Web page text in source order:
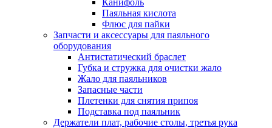
Канифоль
Паяльная кислота
Флюс для пайки
Запчасти и аксессуары для паяльного
оборудования
Антистатический браслет
Губка и стружка для очистки жало
Жало для паяльников
Запасные части
Плетенки для снятия припоя
Подставка под паяльник
Держатели плат, рабочие столы, третья рука